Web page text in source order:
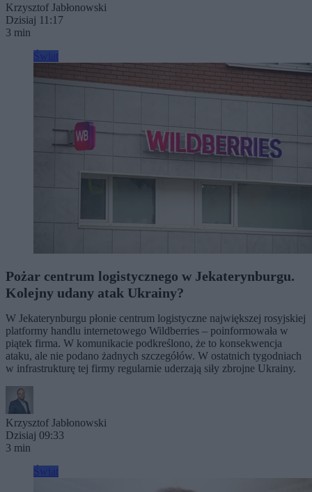
Krzysztof Jabłonowski
Dzisiaj 11:17
3 min
Pożar centrum logistycznego w Jekaterynburgu.
Kolejny udany atak Ukrainy?
W Jekaterynburgu płonie centrum logistyczne największej rosyjskiej
platformy handlu internetowego Wildberries – poinformowała w
piątek firma. W komunikacie podkreślono, że to konsekwencja
ataku, ale nie podano żadnych szczegółów. W ostatnich tygodniach
w infrastrukturę tej firmy regularnie uderzają siły zbrojne Ukrainy.
Krzysztof Jabłonowski
Dzisiaj 09:33
3 min